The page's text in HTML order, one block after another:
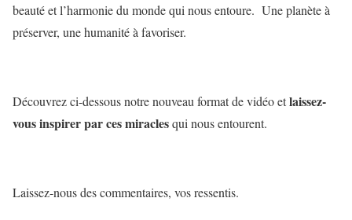
beauté et l’harmonie du monde qui nous entoure. Une planète à
préserver, une humanité à favoriser.
Découvrez ci-dessous notre nouveau format de vidéo etlaissez-
vous inspirer par ces miraclesqui nous entourent.
Laissez-nous des commentaires, vos ressentis.